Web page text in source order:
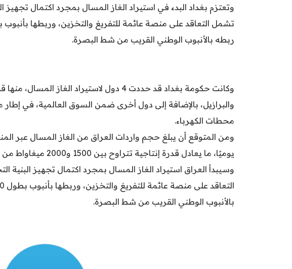
وتعتزم بغداد البدء في استيراد الغاز المسال بمجرد اكتمال تجهيز
ربطه بالأنبوب الوطني القريب من شط البصرة.
وكانت حكومة بغداد قد حددت 4 دول لاستيراد
والبرازيل، بالإضافة إلى دول أخرى ضمن السوق العالمية، في إطار
محطات الكهرباء.
يوميًا، ما يعادل قدرة إنتاجية تتراوح بين 1500 و2000 ميغاواط من الكهرباء.
وسيبدأ العراق استيراد الغاز المسال بمجرد اكتمال تجهيز البنية
بالأنبوب الوطني القريب من شط البصرة.